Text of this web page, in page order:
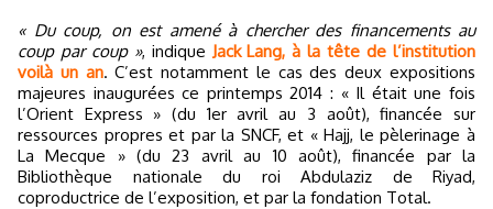
« Du coup, on est amené à chercher des financements au
coup par coup », indique Jack Lang, à la tête de l’institution
voilà un an. C’est notamment le cas des deux expositions
majeures inaugurées ce printemps 2014 : « Il était une fois
l’Orient Express » (du 1er avril au 3 août), financée sur
ressources propres et par la SNCF, et « Hajj, le pèlerinage à
La Mecque » (du 23 avril au 10 août), financée par la
Bibliothèque nationale du roi Abdulaziz de Riyad,
coproductrice de l’exposition, et par la fondation Total.